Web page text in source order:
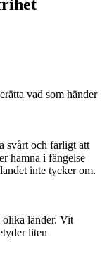
vad som händer
svårt och farligt att
hamna i fängelse
inte tycker om.
olika länder. Vit
liten